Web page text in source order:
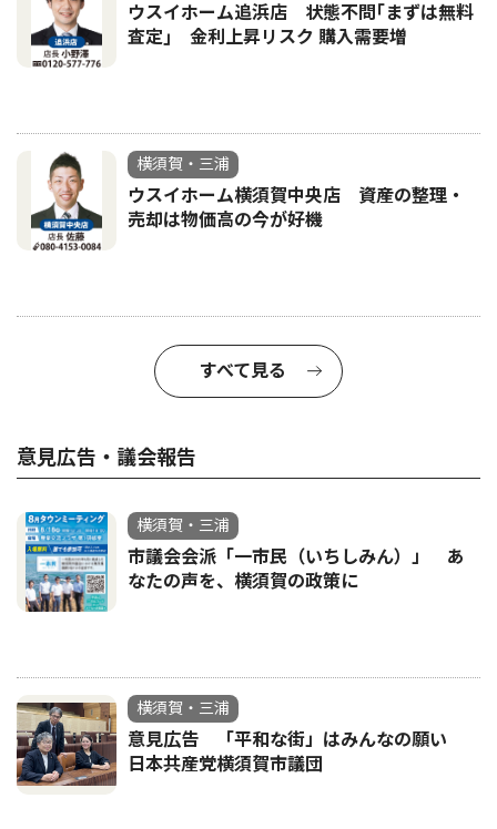
ウスイホーム追浜店 状態不問｢まずは無料
査定｣ 金利上昇リスク 購入需要増
横須賀・三浦
ウスイホーム横須賀中央店 資産の整理・
売却は物価高の今が好機
すべて見る
意見広告・議会報告
横須賀・三浦
市議会会派「一市民（いちしみん）」 あ
なたの声を、横須賀の政策に
横須賀・三浦
意見広告 「平和な街」はみんなの願い
日本共産党横須賀市議団